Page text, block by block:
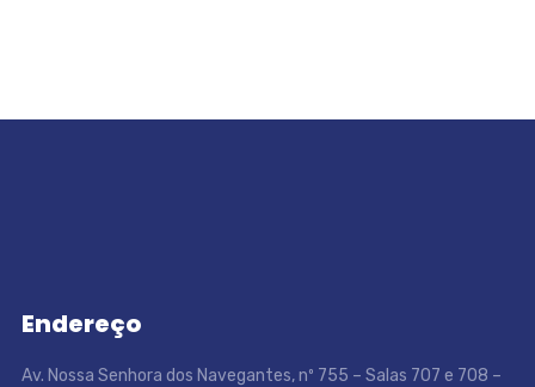
Endereço
Av. Nossa Senhora dos Navegantes, nº 755 – Salas 707 e 708 –